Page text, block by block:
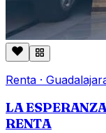
Renta ·
LA
RENTA